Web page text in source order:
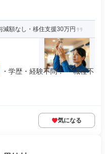
額なし・移住支援30万円
学歴・経験不問！ ・職種不
気になる